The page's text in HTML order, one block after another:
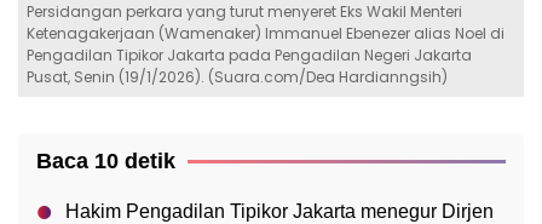
Persidangan perkara yang turut menyeret Eks Wakil Menteri
Ketenagakerjaan (Wamenaker) Immanuel Ebenezer alias Noel di
Pengadilan Tipikor Jakarta pada Pengadilan Negeri Jakarta
Pusat, Senin (19/1/2026). (Suara.com/Dea Hardianngsih)
Baca 10 detik
Hakim Pengadilan Tipikor Jakarta menegur Dirjen